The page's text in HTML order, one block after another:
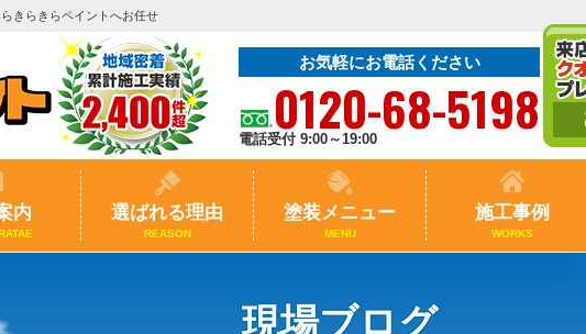
きらきらペイントへお任せ
お気軽にお電話ください
0120-68-5198
電話受付 9:00～19:00
内 選ばれる理由
REASON
塗装メニュー
MENU
施工事例
WORKS
現場ブログ